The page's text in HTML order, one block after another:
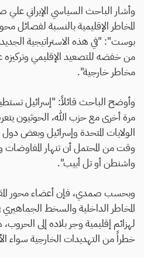
وأشار الباحث السياسي الإيراني
المخاطر الإقليمية بالنسبة لفصائل
بوست": "في هذه الاستراتيجية
من خفضه للتصعيد الإقليمي وتركيزه
مخاطر خارجية".
وأوضح الباحث قائلاً: "إسرائيل
مرة أخرى مع حزب الله، الحوثيون
الولايات المتحدة وإسرائيل وبعض دول
وقت من المحتمل أن تنهار المفاوضات
واشنطن أو تل أبيب".
وبحسب صمدي، فإن أعضاء محور
المخاطر الداخلية والسخط
لهزائم إقليمية وجر بلاده إلى
خطراً من التهديدات الخارجية سواء